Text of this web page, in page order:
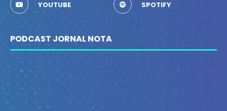
YOUTUBE SPOTIFY
PODCAST JORNAL NOTA